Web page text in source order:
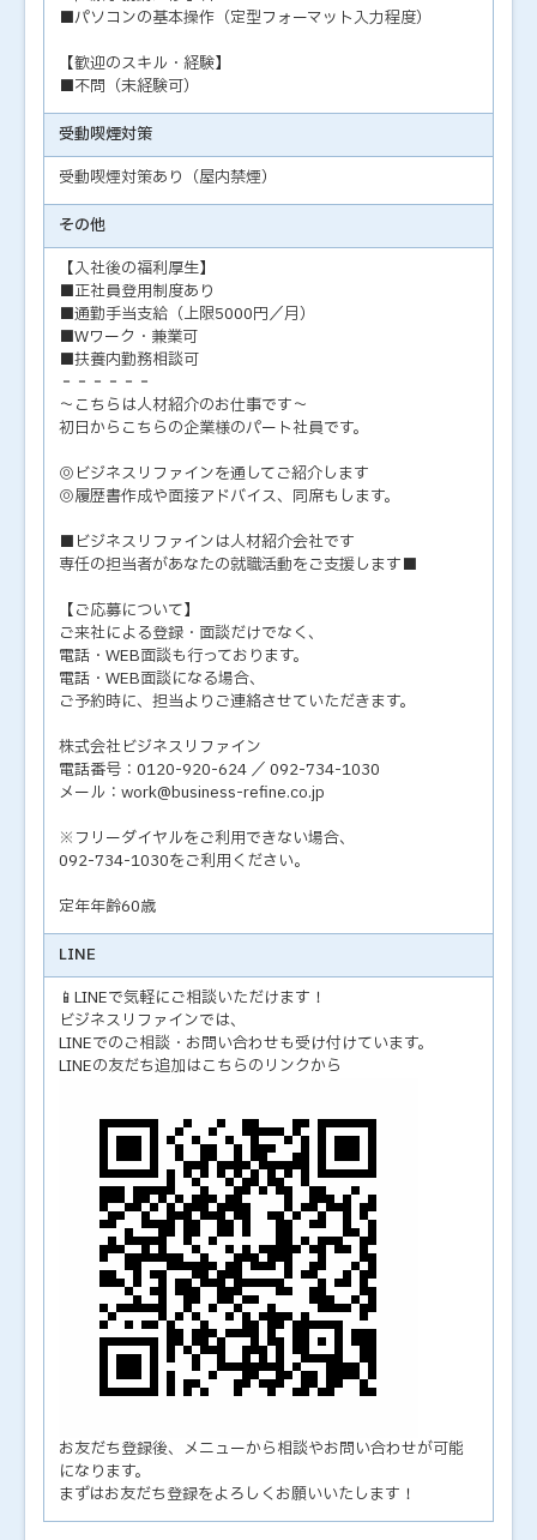
■パソコンの基本操作（定型フォーマット入力程度）
【歓迎のスキル・経験】
■不問（未経験可）
受動喫煙対策
受動喫煙対策あり（屋内禁煙）
その他
【入社後の福利厚生】
■正社員登用制度あり
■通勤手当支給（上限5000円／月）
■Wワーク・兼業可
■扶養内勤務相談可
‐‐‐‐‐‐
～こちらは人材紹介のお仕事です～
初日からこちらの企業様のパート社員です。
◎ビジネスリファインを通してご紹介します
◎履歴書作成や面接アドバイス、同席もします。
■ビジネスリファインは人材紹介会社です
専任の担当者があなたの就職活動をご支援します■
【ご応募について】
ご来社による登録・面談だけでなく、
電話・WEB面談も行っております。
電話・WEB面談になる場合、
ご予約時に、担当よりご連絡させていただきます。
株式会社ビジネスリファイン
電話番号：0120-920-624 ／ 092-734-1030
メール：work@business-refine.co.jp
※フリーダイヤルをご利用できない場合、
092-734-1030をご利用ください。
定年年齢60歳
LINE
📱LINEで気軽にご相談いただけます！
ビジネスリファインでは、
LINEでのご相談・お問い合わせも受け付けています。
LINEの友だち追加はこちらのリンクから
お友だち登録後、メニューから相談やお問い合わせが可能
になります。
まずはお友だち登録をよろしくお願いいたします！